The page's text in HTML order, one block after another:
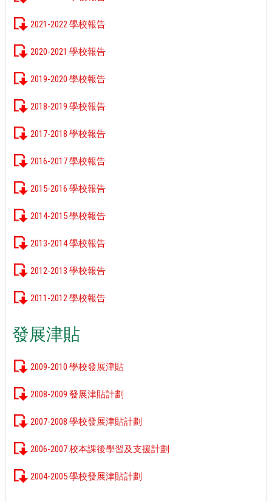
2021-2022 學校報告
2020-2021 學校報告
2019-2020 學校報告
2018-2019 學校報告
2017-2018 學校報告
2016-2017 學校報告
2015-2016 學校報告
2014-2015 學校報告
2013-2014 學校報告
2012-2013 學校報告
2011-2012 學校報告
發展津貼
2009-2010 學校發展津貼
2008-2009 發展津貼計劃
2007-2008 學校發展津貼計劃
2006-2007 校本課後學習及支援計劃
2004-2005 學校發展津貼計劃